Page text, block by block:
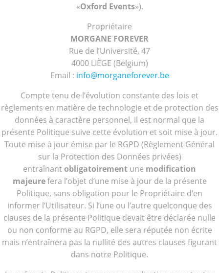
«Oxford Events»).
Propriétaire
MORGANE FOREVER
Rue de l’Université, 47
4000 LIÈGE (Belgium)
Email : info@morganeforever.be
Compte tenu de l’évolution constante des lois et
règlements en matière de technologie et de protection des
données à caractère personnel, il est normal que la
présente Politique suive cette évolution et soit mise à jour.
Toute mise à jour émise par le RGPD (Règlement Général
sur la Protection des Données privées)
entraînantobligatoirement une modification
majeurefera l’objet d’une mise à jour de la présente
Politique, sans obligation pour le Propriétaire d’en
informer l’Utilisateur. Si l’une ou l’autre quelconque des
clauses de la présente Politique devait être déclarée nulle
ou non conforme au RGPD, elle sera réputée non écrite
mais n’entraînera pas la nullité des autres clauses figurant
dans notre Politique.